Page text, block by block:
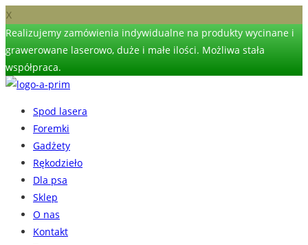
X
Realizujemy zamówienia indywidualne na produkty wycinane i
grawerowane laserowo, duże i małe ilości. Możliwa stała
współpraca.
Skip
content
Spod lasera
Foremki
Gadżety
Rękodzieło
Dla psa
Sklep
O nas
Kontakt